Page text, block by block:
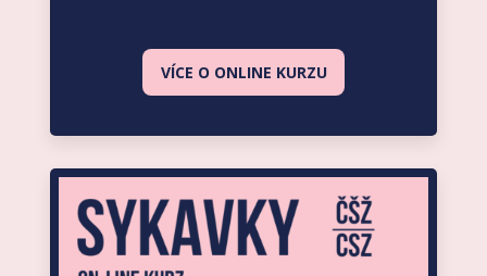
VÍCE O ONLINE KURZU